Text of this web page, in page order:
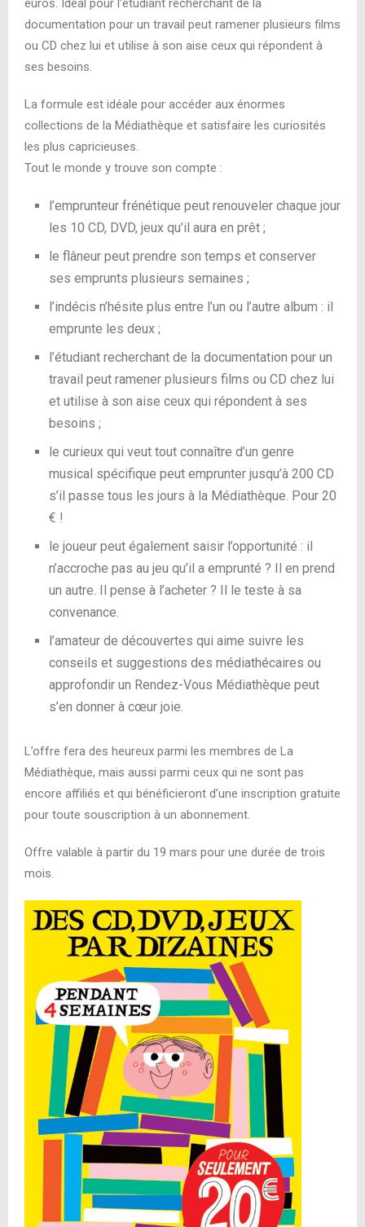
euros. Idéal pour l’étudiant recherchant de la
documentation pour un travail peut ramener plusieurs films
ou CD chez lui et utilise à son aise ceux qui répondent à
ses besoins.
La formule est idéale pour accéder aux énormes
collections de la Médiathèque et satisfaire les curiosités
les plus capricieuses.
Tout le monde y trouve son compte :
l’emprunteur frénétique peut renouveler chaque jour
les 10 CD, DVD, jeux qu’il aura en prêt ;
le flâneur peut prendre son temps et conserver
ses emprunts plusieurs semaines ;
l’indécis n’hésite plus entre l’un ou l’autre album : il
emprunte les deux ;
l’étudiant recherchant de la documentation pour un
travail peut ramener plusieurs films ou CD chez lui
et utilise à son aise ceux qui répondent à ses
besoins ;
le curieux qui veut tout connaître d’un genre
musical spécifique peut emprunter jusqu’à 200 CD
s’il passe tous les jours à la Médiathèque. Pour 20
€ !
le joueur peut également saisir l’opportunité : il
n’accroche pas au jeu qu’il a emprunté ? Il en prend
un autre. Il pense à l’acheter ? Il le teste à sa
convenance.
l’amateur de découvertes qui aime suivre les
conseils et suggestions des médiathécaires ou
approfondir un Rendez-Vous Médiathèque peut
s’en donner à cœur joie.
L’offre fera des heureux parmi les membres de La
Médiathèque, mais aussi parmi ceux qui ne sont pas
encore affiliés et qui bénéficieront d’une inscription gratuite
pour toute souscription à un abonnement.
Offre valable à partir du 19 mars pour une durée de trois
mois.